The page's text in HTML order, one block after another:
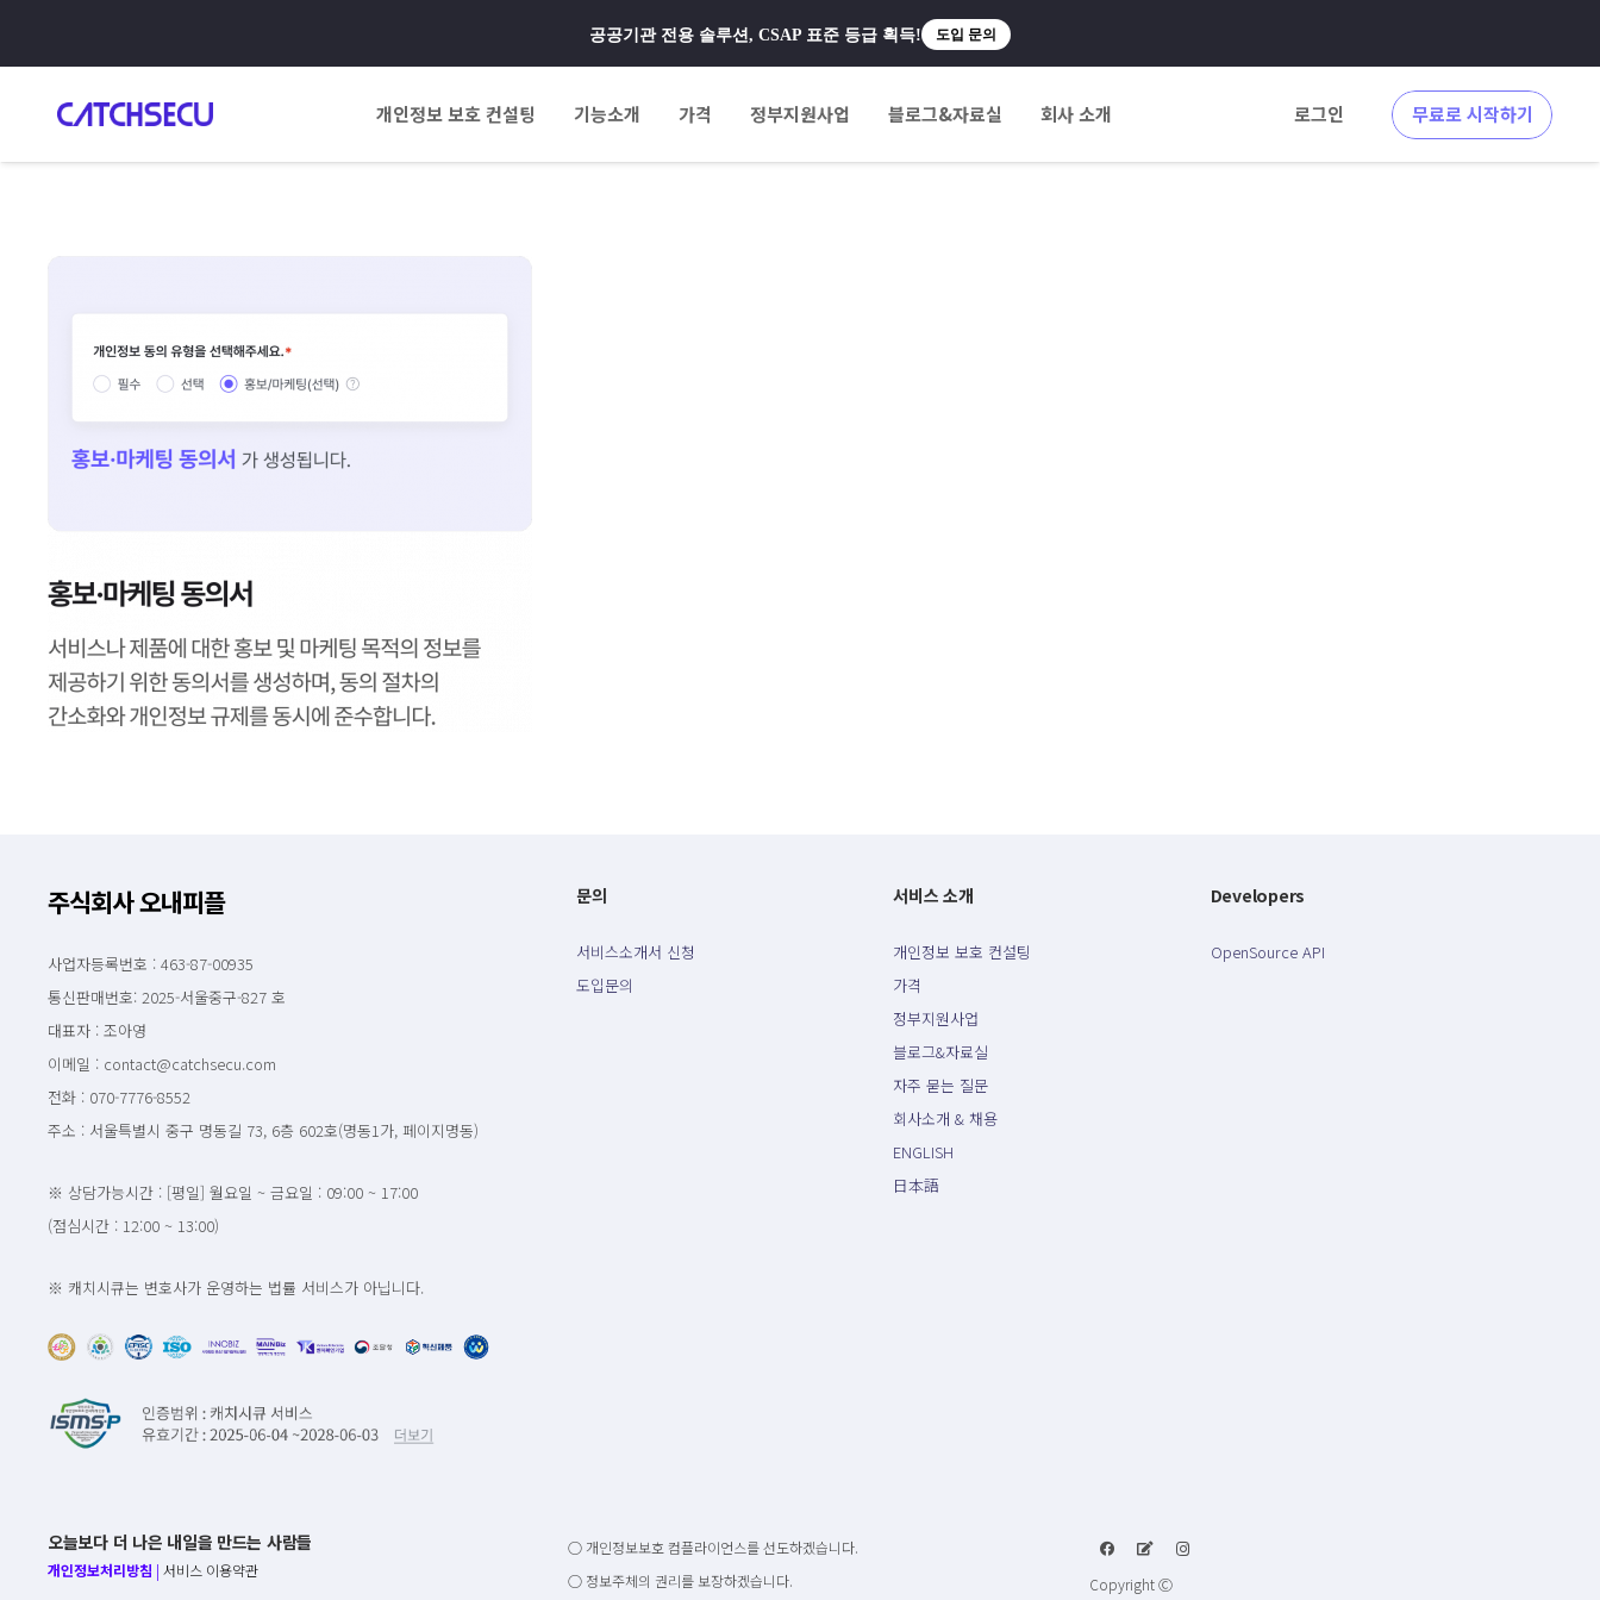
공공기관 전용 솔루션, CSAP 표준 등급 획득! 도입 문의
개인정보 보호 컨설팅 기능소개 가격 정부지원사업 블로그&자료실 회사 소개 로그인 무료로 시작하기
주식회사 오내피플
사업자등록번호 : 463-87-00935
통신판매번호: 2025-서울중구-827 호
대표자 : 조아영
이메일 : contact@catchsecu.com
전화 : 070-7776-8552
주소 : 서울특별시 중구 명동길 73, 6층 602호(명동1가, 페이지명동)
※ 상담가능시간 : [평일] 월요일 ~ 금요일 : 09:00 ~ 17:00
(점심시간 : 12:00 ~ 13:00)
※ 캐치시큐는 변호사가 운영하는 법률 서비스가 아닙니다.
문의
서비스소개서 신청
도입문의
서비스 소개
개인정보 보호 컨설팅
가격
정부지원사업
블로그&자료실
자주 묻는 질문
회사소개 & 채용
ENGLISH
日本語
Developers
OpenSource API
오늘보다 더 나은 내일을 만드는 사람들
개인정보처리방침 | 서비스 이용약관
○ 개인정보보호 컴플라이언스를 선도하겠습니다.
○ 정보주체의 권리를 보장하겠습니다.
Copyright Ⓒ